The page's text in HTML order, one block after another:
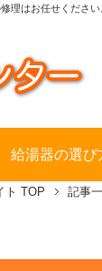
はお任せくださ
給湯器の選び
ト TOP 記事